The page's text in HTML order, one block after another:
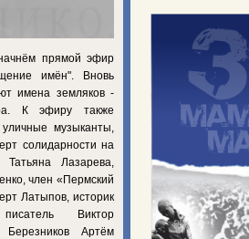
прямой эфир
имён". Вновь
имена земляков -
К эфиру также
музыканты,
солидарности на
Татьяна Лазарева,
член «Пермский
Латыпов, историк
Виктор
Артём